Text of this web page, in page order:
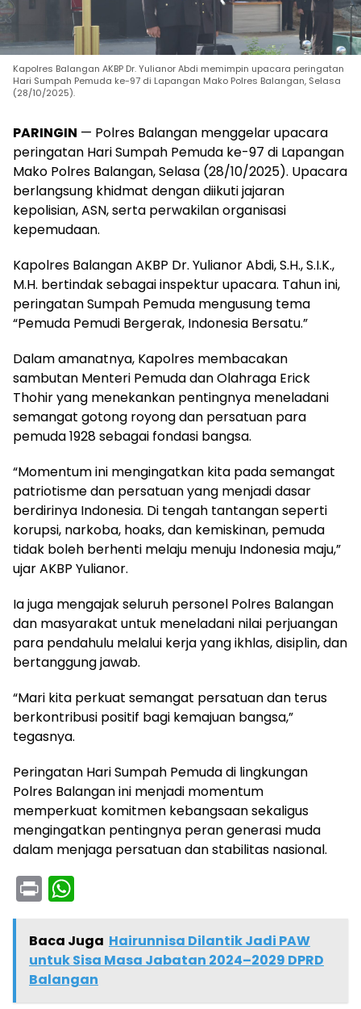
Kapolres Balangan AKBP Dr. Yulianor Abdi memimpin upacara peringatan
Hari Sumpah Pemuda ke-97 di Lapangan Mako Polres Balangan, Selasa
(28/10/2025).
PARINGIN — Polres Balangan menggelar upacara
peringatan Hari Sumpah Pemuda ke-97 di Lapangan
Mako Polres Balangan, Selasa (28/10/2025). Upacara
berlangsung khidmat dengan diikuti jajaran
kepolisian, ASN, serta perwakilan organisasi
kepemudaan.
Kapolres Balangan AKBP Dr. Yulianor Abdi, S.H., S.I.K.,
M.H. bertindak sebagai inspektur upacara. Tahun ini,
peringatan Sumpah Pemuda mengusung tema
“Pemuda Pemudi Bergerak, Indonesia Bersatu.”
Dalam amanatnya, Kapolres membacakan
sambutan Menteri Pemuda dan Olahraga Erick
Thohir yang menekankan pentingnya meneladani
semangat gotong royong dan persatuan para
pemuda 1928 sebagai fondasi bangsa.
“Momentum ini mengingatkan kita pada semangat
patriotisme dan persatuan yang menjadi dasar
berdirinya Indonesia. Di tengah tantangan seperti
korupsi, narkoba, hoaks, dan kemiskinan, pemuda
tidak boleh berhenti melaju menuju Indonesia maju,”
ujar AKBP Yulianor.
Ia juga mengajak seluruh personel Polres Balangan
dan masyarakat untuk meneladani nilai perjuangan
para pendahulu melalui kerja yang ikhlas, disiplin, dan
bertanggung jawab.
“Mari kita perkuat semangat persatuan dan terus
berkontribusi positif bagi kemajuan bangsa,”
tegasnya.
Peringatan Hari Sumpah Pemuda di lingkungan
Polres Balangan ini menjadi momentum
memperkuat komitmen kebangsaan sekaligus
mengingatkan pentingnya peran generasi muda
dalam menjaga persatuan dan stabilitas nasional.
Pr
in
t a
ts
A
Baca Juga Hairunnisa Dilantik Jadi PAW
untuk Sisa Masa Jabatan 2024–2029 DPRD
Balangan